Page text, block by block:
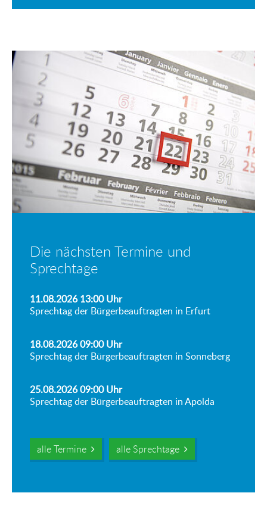
Die nächsten Termine und
Sprechtage
11.08.2026 13:00Uhr
Sprechtag der Bürgerbeauftragten in Erfurt
18.08.2026 09:00Uhr
Sprechtag der Bürgerbeauftragten in Sonneberg
25.08.2026 09:00Uhr
Sprechtag der Bürgerbeauftragten in Apolda
alle Termine alle Sprechtage